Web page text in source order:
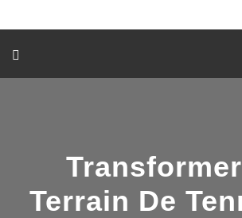
Terrain De